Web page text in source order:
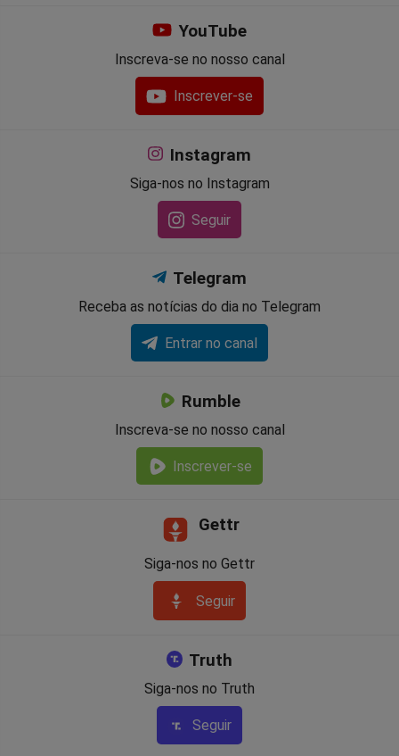
YouTube
Inscreva-se no nosso canal
Inscrever-se
Instagram
Siga-nos no Instagram
Seguir
Telegram
Receba as notícias do dia no Telegram
Entrar no canal
Rumble
Inscreva-se no nosso canal
Inscrever-se
Gettr
Siga-nos no Gettr
Seguir
Truth
Siga-nos no Truth
Seguir